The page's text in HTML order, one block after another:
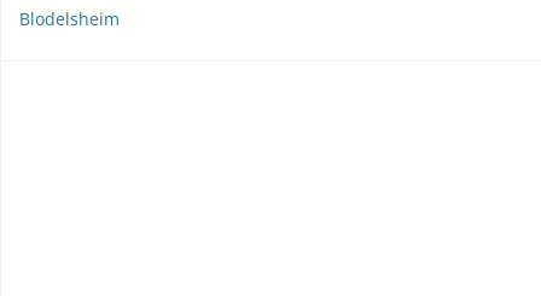
Blodelsheim